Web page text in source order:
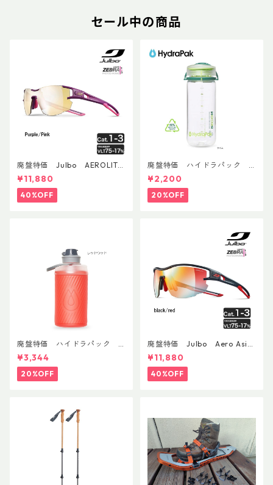
セール中の商品
廃盤特価 Julbo AEROLITE
AsianFit
¥11,880
40%OFF
廃盤特価 ハイドラパック
リーコン ツイスト＆シップ 50
0ml
¥2,200
20%OFF
廃盤特価 ハイドラパック
フラックス 750ml
¥3,344
20%OFF
廃盤特価 Julbo Aero Asia
nFit
¥11,880
40%OFF